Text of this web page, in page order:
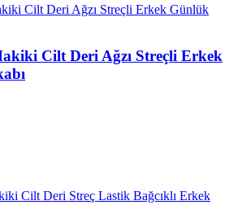
Cilt Deri Ağzı Streçli Erkek